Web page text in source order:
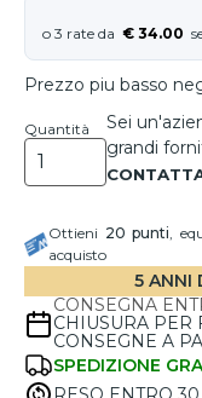
€ 34.00
Prezzo piu basso
Quantità
Sei
grandi
Ottieni 20 punti,
acquisto
5 ANNI
CONSEGNA
CHIUSURA PER
CONSEGNE A
SPEDIZIONE